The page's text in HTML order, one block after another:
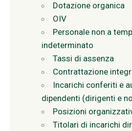
Dotazione organica
OIV
Personale non a
indeterminato
Tassi di assenza
Contrattazione
Incarichi conferiti e
dipendenti (dirigenti e
Posizioni
Titolari di incarichi